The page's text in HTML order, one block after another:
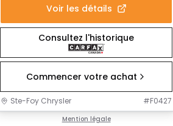
Voir les détails
Consultez l'historique
Commencer votre achat
Ste-Foy Chrysler #F0427
Mention légale
Très bonne offre